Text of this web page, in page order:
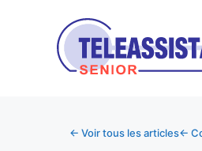
← Voir tous les articles←